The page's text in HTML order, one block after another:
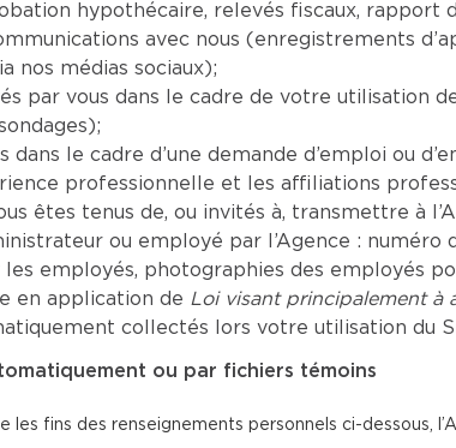
hypothécaire, relevés fiscaux, rapport
avec nous (enregistrements
nos médias sociaux);
par vous dans le cadre de votre utilisation
le cadre d’une demande d’emploi ou
professionnelle et les affiliations
êtes tenus de, ou invités à, transmettre à
ou employé par l’Agence : numéro
employés, photographies des employés
en application de Loi visant principalement à
collectés lors votre utilisation du
ou par fichiers témoins
les fins des renseignements personnels ci-dessous,